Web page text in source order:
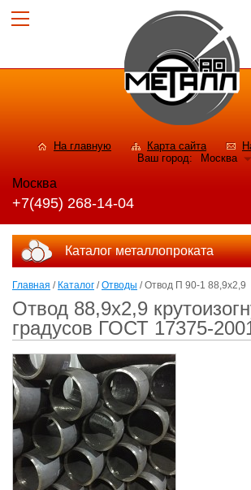
На главную Карта сайта
Ваш город:
Москва
Москва
+7(495) 268-14-04
Каталог металлопроката
Главная / Каталог /Отводы / Отвод П 90-1 88,9x2,9
Отвод 88,9x2,9
градусов ГОСТ 17375-